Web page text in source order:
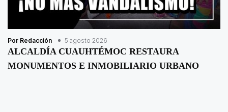
Por Redacción 5 agosto 2026
ALCALDÍA CUAUHTÉMOC RESTAURA
MONUMENTOS E INMOBILIARIO URBANO